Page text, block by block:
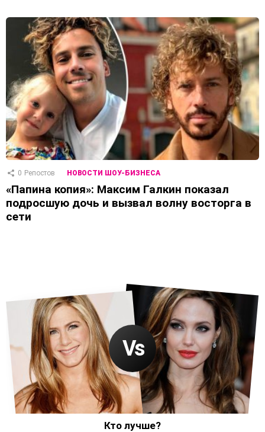
0 Репостов НОВОСТИ ШОУ-БИЗНЕСА
«Папина копия»: Максим Галкин показал
подросшую дочь и вызвал волну восторга в
сети
Кто лучше?